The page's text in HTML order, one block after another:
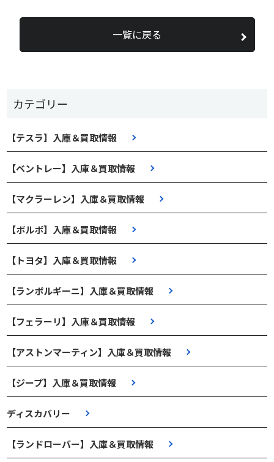
カテゴリー
【テスラ】入庫＆買取情報
【ベントレー】入庫＆買取情報
【マクラーレン】入庫＆買取情報
【ボルボ】入庫＆買取情報
【トヨタ】入庫＆買取情報
【ランボルギーニ】入庫＆買取情報
【フェラーリ】入庫＆買取情報
【アストンマーティン】入庫＆買取情報
【ジープ】入庫＆買取情報
ディスカバリー
【ランドローバー】入庫＆買取情報
一覧に戻る